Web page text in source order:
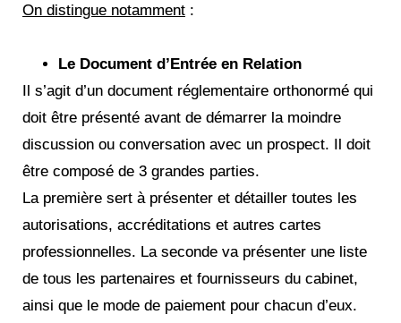
On distingue notamment :
Le Document d’Entrée en Relation
Il s’agit d’un document réglementaire orthonormé qui
doit être présenté avant de démarrer la moindre
discussion ou conversation avec un prospect. Il doit
être composé de 3 grandes parties.
La première sert à présenter et détailler toutes les
autorisations, accréditations et autres cartes
professionnelles. La seconde va présenter une liste
de tous les partenaires et fournisseurs du cabinet,
ainsi que le mode de paiement pour chacun d’eux.